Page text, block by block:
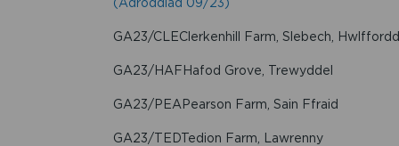
GA23/CLEClerkenhill Farm, Slebech, Hwlffordd
GA23/HAFHafod Grove, Trewyddel
GA23/PEAPearson Farm, Sain Ffraid
GA23/TEDTedion Farm, Lawrenny